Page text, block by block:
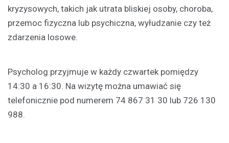
kryzysowych, takich jak utrata bliskiej osoby, choroba,
przemoc fizyczna lub psychiczna, wyłudzanie czy też
zdarzenia losowe.
Psycholog przyjmuje w każdy czwartek pomiędzy
14:30 a 16:30. Na wizytę można umawiać się
telefonicznie pod numerem 74 867 31 30 lub 726 130
988.